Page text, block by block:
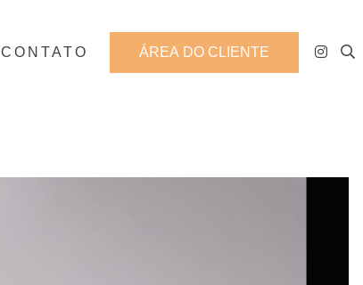
CONTATO ÁREA DO CLIENTE